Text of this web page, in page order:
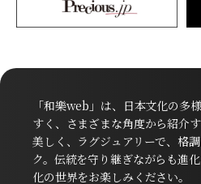
「和樂web」は、日本文化の多
すく、さまざまな角度から紹介す
美しく、ラグジュアリーで、格
ク。伝統を守り継ぎながらも進
化の世界をお楽しみください。